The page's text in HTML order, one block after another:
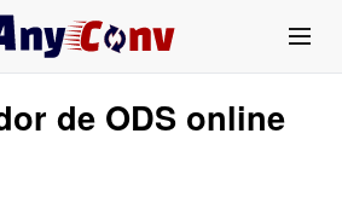
de ODS online